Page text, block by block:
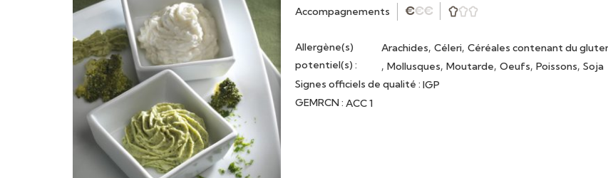
Accompagnements ★★★ 
Allergène(s)
potentiel(s) :
Arachides,Céleri,Céréales contenant du
,Mollusques,Moutarde,Oeufs,Poissons,Soja
Signes officiels de qualité : IGP
GEMRCN : ACC 1